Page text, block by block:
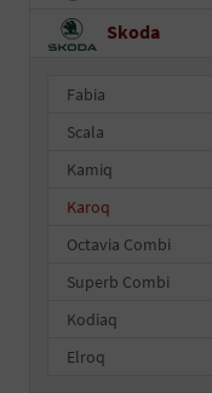
Skoda
Fabia
Scala
Kamiq
Karoq
Octavia Combi
Superb Combi
Kodiaq
Elroq